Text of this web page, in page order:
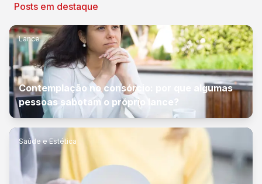
Posts em destaque
Lance
Contemplação no consórcio: por que algumas
pessoas sabotam o próprio lance?
Saúde e Estética